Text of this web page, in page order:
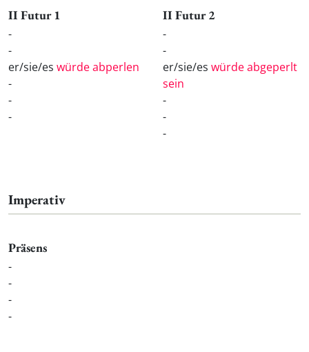
II Futur 1
-
-
er/sie/es würde abperlen
-
-
-
II Futur 2
-
-
er/sie/es würde abgeperlt
sein
-
-
-
Imperativ
Präsens
-
-
-
-